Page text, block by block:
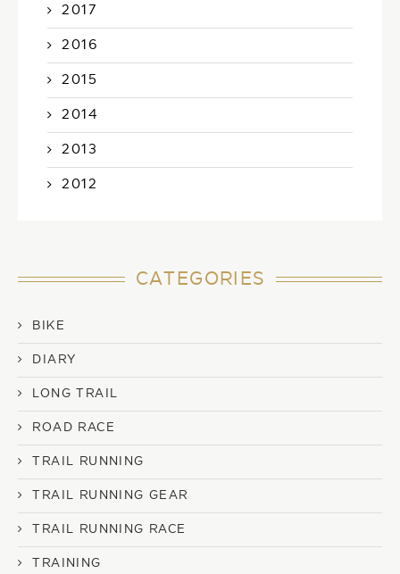
2017
2016
2015
2014
2013
2012
CATEGORIES
BIKE
DIARY
LONG TRAIL
ROAD RACE
TRAIL RUNNING
TRAIL RUNNING GEAR
TRAIL RUNNING RACE
TRAINING